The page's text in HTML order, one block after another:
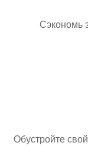
Сэкономь
Обустройте